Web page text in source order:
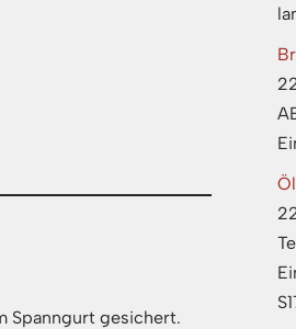
Spanngurt gesichert.